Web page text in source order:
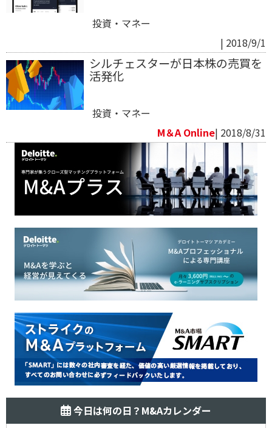
投資・マネー
| 2018/9/1
シルチェスターが日本株の売買を
活発化
投資・マネー
M＆A Online| 2018/8/31
今日は何の日？M&Aカレンダー